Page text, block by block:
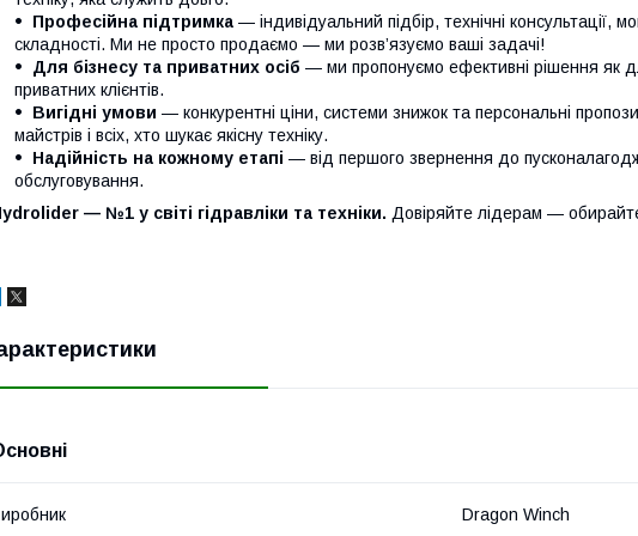
Професійна підтримка — індивідуальний підбір, технічні консультації,
складності. Ми не просто продаємо — ми розв’язуємо ваші задачі!
Для бізнесу та приватних осіб — ми пропонуємо ефективні рішення як
приватних клієнтів.
Вигідні умови — конкурентні ціни, системи знижок та персональні
майстрів і всіх, хто шукає якісну техніку.
Надійність на кожному етапі — від першого звернення до
обслуговування.
— №1 у світі гідравліки та техніки. Довіряйте лідерам —
Dragon Winch